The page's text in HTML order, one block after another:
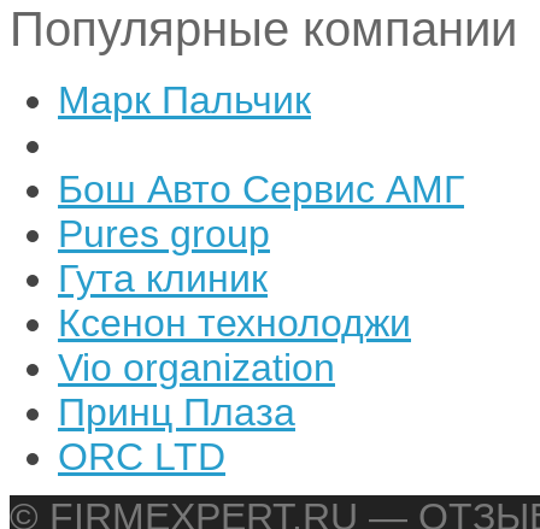
Популярные компании
Марк Пальчик
Бош Авто Сервис АМГ
Pures group
Гута клиник
Ксенон технолоджи
Vio organization
Принц Плаза
ORC LTD
© FIRMEXPERT.RU —